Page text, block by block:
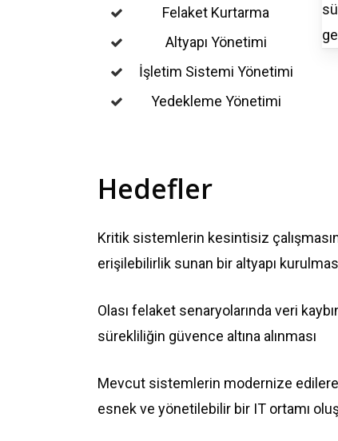
Felaket Kurtarma
Altyapı Yönetimi
İşletim Sistemi Yönetimi
Yedekleme Yönetimi
Hedefler
Kritik sistemlerin kesintisiz
erişilebilirlik sunan bir altyapı
Olası felaket senaryolarında veri
sürekliliğin güvence altına alınması
Mevcut sistemlerin modernize
esnek ve yönetilebilir bir IT ortamı